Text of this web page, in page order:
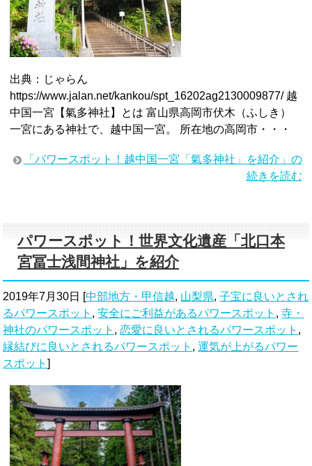
出典：じゃらん
https://www.jalan.net/kankou/spt_16202ag2130009877/ 越
中国一宮【氣多神社】とは 富山県高岡市伏木（ふしき）
一宮にある神社で、越中国一宮。 所在地の高岡市・・・
「パワースポット！越中国一宮「氣多神社」を紹介」の
続きを読む
パワースポット！世界文化遺産「北口本
宮冨士浅間神社」を紹介
2019年7月30日 [中部地方・甲信越, 山梨県,子宝に良いとされ
るパワースポット ,安全にご利益があるパワースポット ,寺・
神社のパワースポット ,恋愛に良いとされるパワースポット ,
縁結びに良いとされるパワースポット ,運気が上がるパワー
スポット]